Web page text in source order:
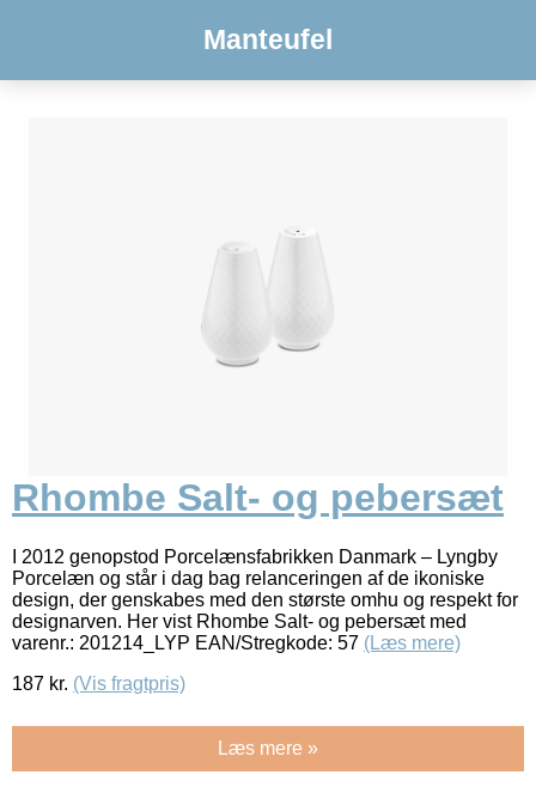
Manteufel
Rhombe Salt- og pebersæt
I 2012 genopstod Porcelænsfabrikken Danmark – Lyngby
Porcelæn og står i dag bag relanceringen af de ikoniske
design, der genskabes med den største omhu og respekt for
designarven. Her vist Rhombe Salt- og pebersæt med
varenr.: 201214_LYP EAN/Stregkode: 57 (Læs mere)
187 kr. (Vis fragtpris)
Læs mere »